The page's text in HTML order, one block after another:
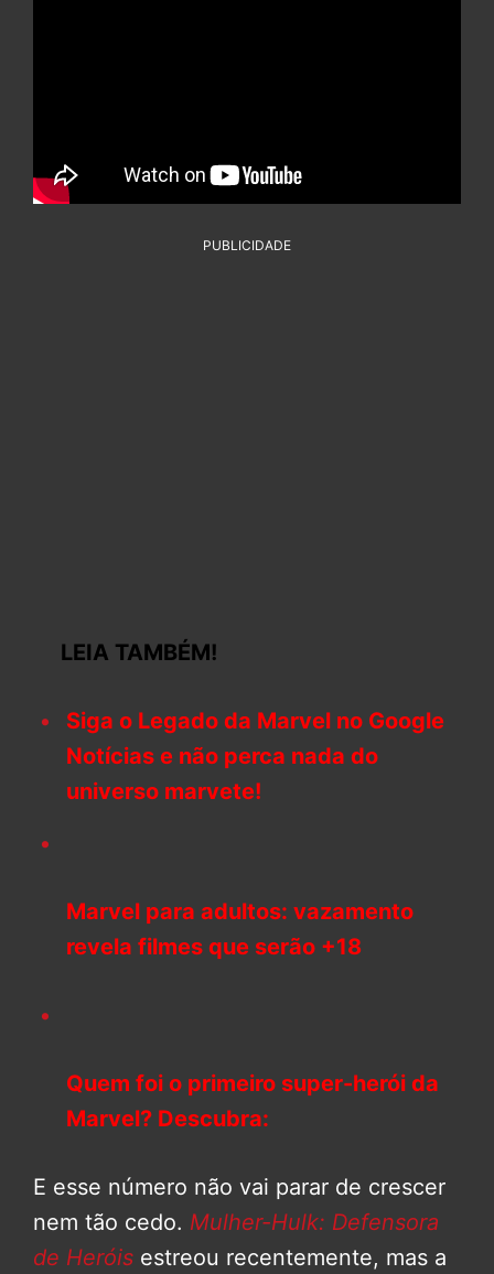
PUBLICIDADE
LEIA TAMBÉM!
Siga o Legado da Marvel no Google
Notícias e não perca nada do
universo marvete!
Marvel para adultos: vazamento
revela filmes que serão +18
Quem foi o primeiro super-herói da
Marvel? Descubra:
E esse número não vai parar de crescer
nem tão cedo. Mulher-Hulk: Defensora
de Heróis estreou recentemente, mas a